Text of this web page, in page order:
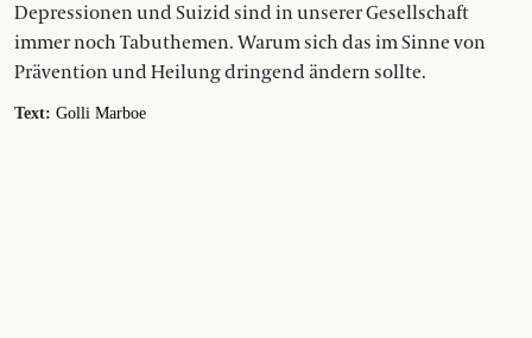
Depressionen und Suizid sind in unserer Gesellschaft
immer noch Tabuthemen. Warum sich das im Sinne von
Prävention und Heilung dringend ändern sollte.
Text: Golli Marboe